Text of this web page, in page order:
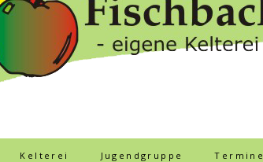
Kelterei Jugendgruppe Termine